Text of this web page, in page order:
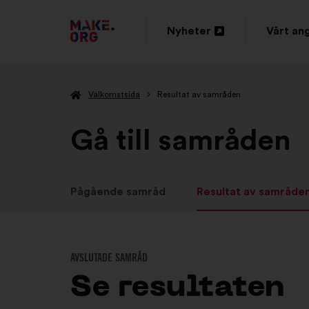
GÅ
FÖRSTASIDAN
MAKE.ORG
Nyheter
en
Vårt
Välkomstsida Resultat av samråden
Gå till samråden
Pågående samråd Resultat av
AVSLUTADE SAMRÅD
Se resultaten